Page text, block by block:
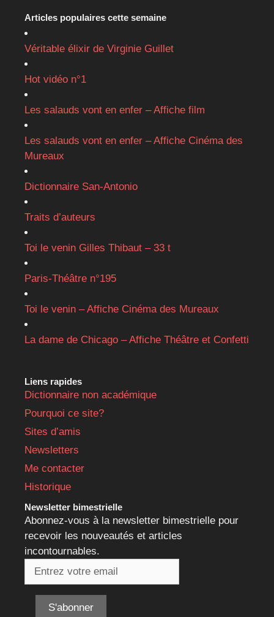
Articles populaires cette semaine
Véritable élixir de Virginie Guillet
Hot vidéo n°1
Les salauds vont en enfer – Affiche film
Les salauds vont en enfer – Affiche Cinéma des
Mureaux
Dictionnaire San-Antonio
Traits d’auteurs
Toi le venin Gilles Thibaut – 33 t
Paris-Théâtre n°195
Toi le venin – Affiche Cinéma des Mureaux
La dame de Chicago – Affiche Théâtre et Confetti
Liens rapides
Dictionnaire non académique
Pourquoi ce site?
Sites d’amis
Newsletters
Me contacter
Historique
Newsletter bimestrielle
Abonnez-vous à la newsletter bimestrielle pour
recevoir les nouveautés et articles
incontournables.